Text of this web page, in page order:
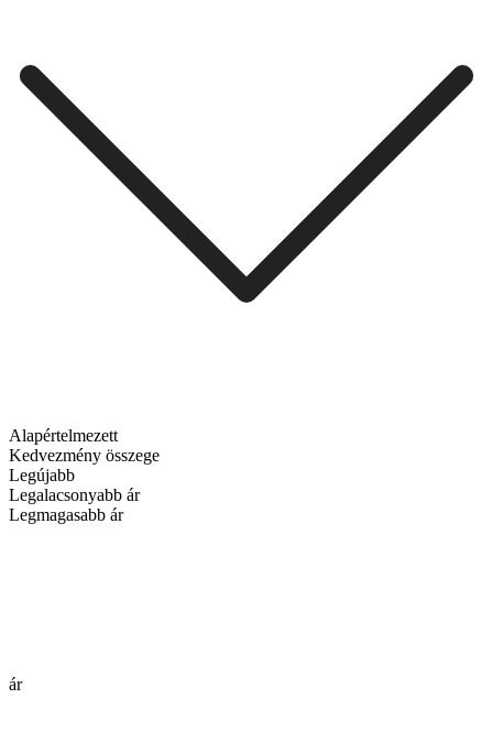
Alapértelmezett
Kedvezmény összege
Legújabb
Legalacsonyabb ár
Legmagasabb ár
ár